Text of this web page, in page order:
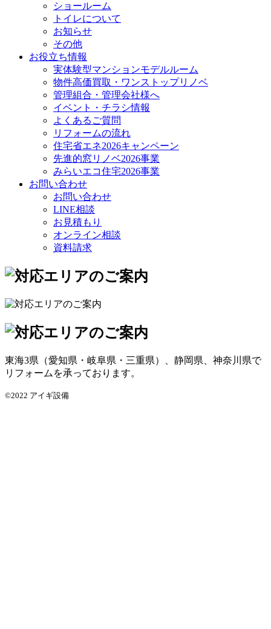
ショールーム
トイレについて
お知らせ
その他
お役立ち情報
実体験型マンションモデルルーム
物件高価買取・ワンストップリノベ
管理組合・管理会社様へ
イベント・チラシ情報
よくあるご質問
リフォームの流れ
住宅省エネ2026キャンペーン
先進的窓リノベ2026事業
みらいエコ住宅2026事業
お問い合わせ
お問い合わせ
LINE相談
お見積もり
オンライン相談
資料請求
東海3県（愛知県・岐阜県・三重県）、静岡県、神奈川県で
リフォームを承っております。
©2022 アイギ設備